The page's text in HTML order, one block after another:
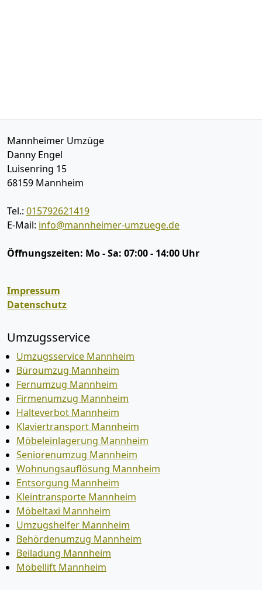
Mannheimer Umzüge
Danny Engel
Luisenring 15
68159 Mannheim
Tel.: 015792621419
E-Mail: info@mannheimer-umzuege.de
Öffnungszeiten: Mo - Sa: 07:00 - 14:00 Uhr
Impressum
Datenschutz
Umzugsservice
Umzugsservice Mannheim
Büroumzug Mannheim
Fernumzug Mannheim
Firmenumzug Mannheim
Halteverbot Mannheim
Klaviertransport Mannheim
Möbeleinlagerung Mannheim
Seniorenumzug Mannheim
Wohnungsauflösung Mannheim
Entsorgung Mannheim
Kleintransporte Mannheim
Möbeltaxi Mannheim
Umzugshelfer Mannheim
Behördenumzug Mannheim
Beiladung Mannheim
Möbellift Mannheim